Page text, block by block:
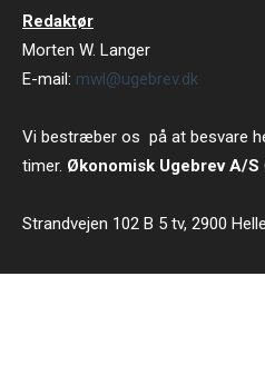
Redaktør
Morten W. Langer
E-mail: mwl@ugebrev.dk
Vi bestræber os på at besvare
timer. Økonomisk Ugebrev A/S
Strandvejen 102 B 5 tv, 2900